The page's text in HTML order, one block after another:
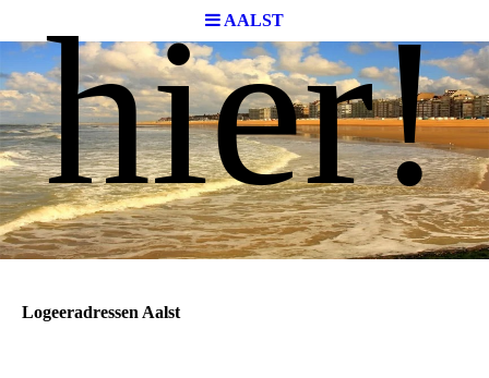
AALST
hier!
Logeeradressen Aalst